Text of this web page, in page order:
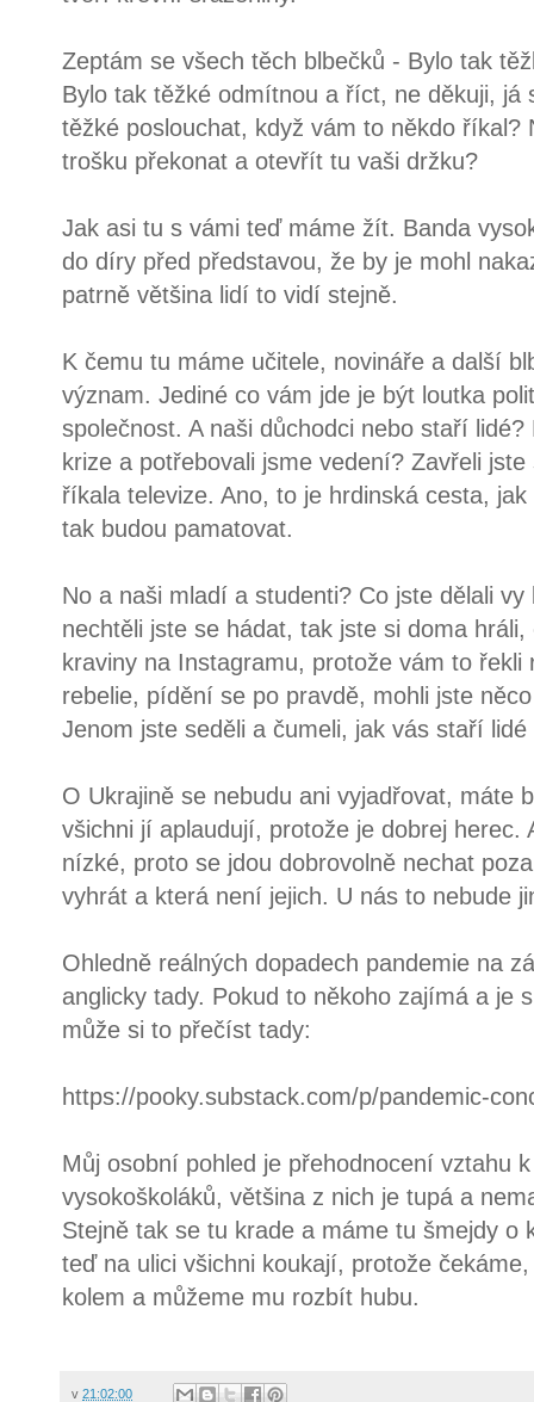
Zeptám se všech těch blbečků - Bylo tak
Bylo tak těžké odmítnou a říct, ne děkuji, já
těžké poslouchat, když vám to někdo říkal?
trošku překonat a otevřít tu vaši držku?
Jak asi tu s vámi teď máme žít. Banda
do díry před představou, že by je mohl
patrně většina lidí to vidí stejně.
K čemu tu máme učitele, novináře a další
význam. Jediné co vám jde je být loutka
společnost. A naši důchodci nebo staří
krize a potřebovali jsme vedení? Zavřeli
říkala televize. Ano, to je hrdinská cesta,
tak budou pamatovat.
No a naši mladí a studenti? Co jste dělali
nechtěli jste se hádat, tak jste si doma
kraviny na Instagramu, protože vám to řekli
rebelie, pídění se po pravdě, mohli jste
Jenom jste seděli a čumeli, jak vás staří
O Ukrajině se nebudu ani vyjadřovat, máte
všichni jí aplaudují, protože je dobrej herec.
nízké, proto se jdou dobrovolně nechat
vyhrát a která není jejich. U nás to nebude
Ohledně reálných dopadech pandemie na
anglicky tady. Pokud to někoho zajímá a je
může si to přečíst tady:
https://pooky.substack.com/p/pandemic-
Můj osobní pohled je přehodnocení vztahu
vysokoškoláků, většina z nich je tupá a
Stejně tak se tu krade a máme tu šmejdy o
teď na ulici všichni koukají, protože
kolem a můžeme mu rozbít hubu.
v 21:02:00